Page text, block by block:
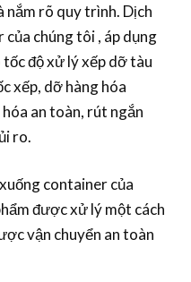
nắm rõ quy trình. Dịch
chúng tôi , áp dụng
độ xử lý xếp dỡ tàu
xếp, dỡ hàng hóa
an toàn, rút ngắn
ro.
container của
được xử lý một cách
vận chuyển an toàn